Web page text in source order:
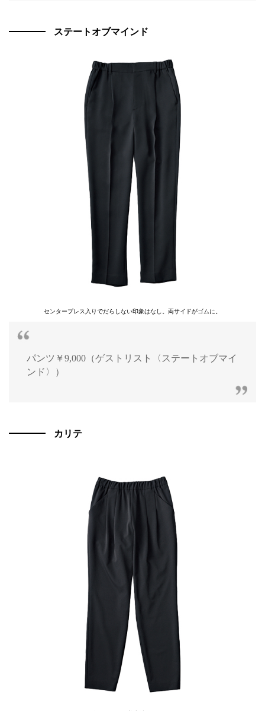
ステートオブマインド
センタープレス入りでだらしない印象はなし。両サイドがゴムに。
パンツ￥9,000（ゲストリスト〈ステートオブマイ
ンド〉）
カリテ